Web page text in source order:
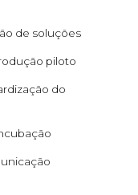
de soluções
piloto
do